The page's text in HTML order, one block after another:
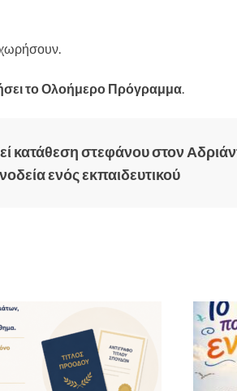
το Ολοήμερο Πρόγραμμα.
κατάθεση στεφάνου στον
ενός εκπαιδευτικού